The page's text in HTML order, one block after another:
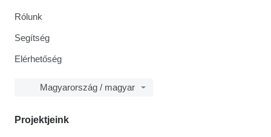
Rólunk
Segítség
Elérhetőség
Magyarország / magyar
Projektjeink